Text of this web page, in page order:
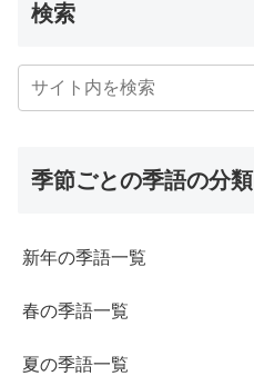
検索
季節ごとの季語の分類
新年の季語一覧
春の季語一覧
夏の季語一覧